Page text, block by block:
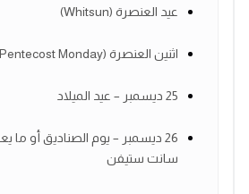
عيد العنصرة (Whitsun)
اثنين العنصرة (Pentecost Monday)
25 ديسمبر – عيد الميلاد
26 ديسمبر – يوم الصناديق أو ما
سانت ستيفن